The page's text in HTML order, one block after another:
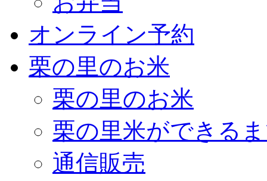
オンライン予約
栗の里のお米
栗の里のお米
栗の里米ができる
通信販売